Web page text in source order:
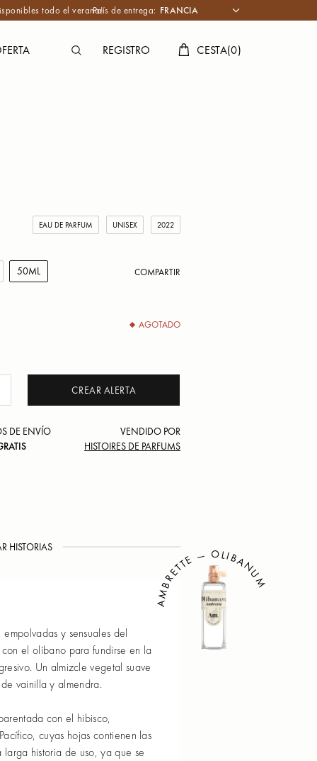
todo el verano!País de entrega:
REGISTRO CESTA(0)
EAU DE PARFUM UNISEX 2022
50ML COMPARTIR
AGOTADO
CREAR ALERTA
DE ENVÍO
VENDIDO POR
HISTOIRES DE PARFUMS
HISTORIAS
y sensuales del
el olíbano para fundirse en la
Un almizcle vegetal suave
vainilla y almendra.
con el hibisco,
cuyas hojas contienen las
larga historia de uso, ya que se
AMBRETTE — OLIBANUM